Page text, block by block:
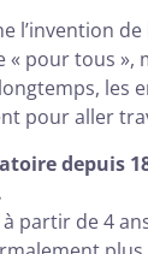
l’invention de
« pour tous »,
les
pour aller
depuis
partir de 4